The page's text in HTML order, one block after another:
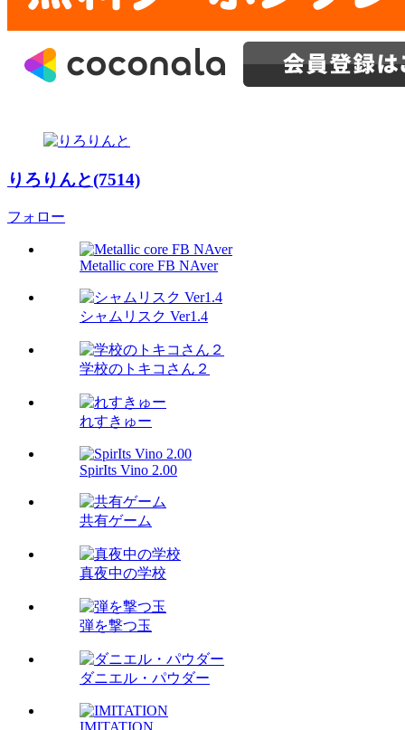
りろりんと(7514)
フォロー
Metallic core FB NAver
シャムリスク Ver1.4
学校のトキコさん２
れすきゅー
SpirIts Vino 2.00
共有ゲーム
真夜中の学校
弾を撃つ玉
ダニエル・パウダー